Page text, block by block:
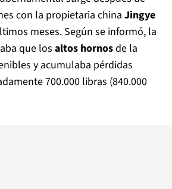
con la propietaria china Jingye
meses. Según se informó, la
que los altos hornosde la
y acumulaba pérdidas
700.000 libras (840.000